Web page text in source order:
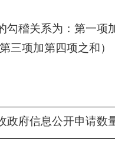
勾稽关系为：第一项
三项加第四项之和）
政府信息公开申请数